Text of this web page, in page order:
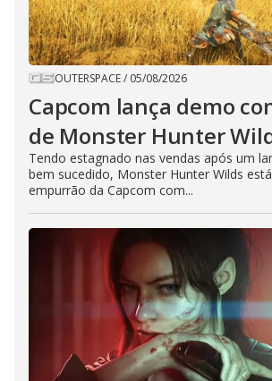
OUTERSPACE/ 05/08/2026
Capcom lança demo
de Monster Hunter
Tendo estagnado nas vendas após um
bem sucedido, Monster Hunter Wilds
empurrão da Capcom com...